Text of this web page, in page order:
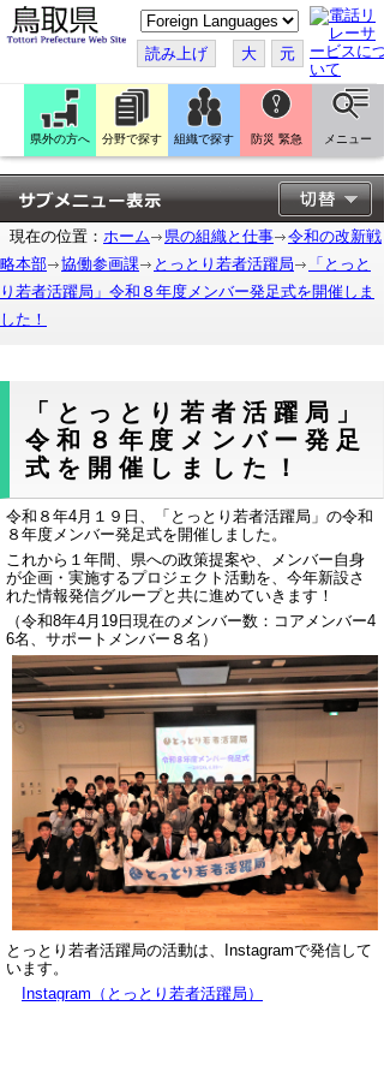
こ
の
ペ
ー
ジ
翻
訳
す
る
読み上げ 大 元
県外の方へ 分野で探す 組織で探す 防災 緊急 メニュー
現在の位置： ホーム 県の組織と仕事
令和の改新戦
略本部
協働参画課 とっとり若者活躍局
「とっと
り若者活躍局」令和８年度メンバー発足式を開催しま
した！
「とっとり若者活躍局」
令和８年度メンバー発足
式を開催しました！
令和８年4月１９日、「とっとり若者活躍局」の令和
８年度メンバー発足式を開催しました。
これから１年間、県への政策提案や、メンバー自身
が企画・実施するプロジェクト活動を、今年新設さ
れた情報発信グループと共に進めていきます！
（令和8年4月19日現在のメンバー数：コアメンバー4
6名、サポートメンバー８名）
とっとり若者活躍局の活動は、Instagramで発信して
います。
Instagram（とっとり若者活躍局）